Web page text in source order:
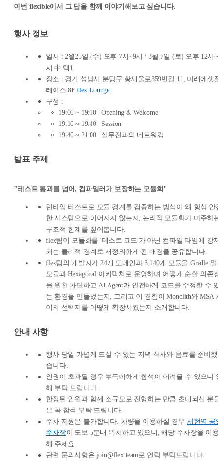
이번 flexible에서 그 답을 함께 이야기해보고 싶습니다.
행사 정보
일시 : 2월25일 (수) 오후 7시~9시 / 3월 7일 (토) 오후 12시
시 中 택1
장소 : 경기 성남시 분당구 황새울로359번길 11, 미래에셋
레이스 8F flex Lounge
구성 :
19:00 ~ 19:10 | Opening & Welcome
19:10 ~ 19:40 | Session
19:40 ~ 21:00 | 실무진과의 네트워킹
발표 주제
"테스트 통과를 넘어, 컴파일러가 보장하는 모듈화"
런타임 테스트로 모듈 경계를 검증하는 방식이 왜 항상 안
한 시스템으로 이어지지 않는지, 논리적 모듈화가 마주하
구조적 한계를 짚어봅니다.
flex팀이 모듈화를 '테스트 코드'가 아닌 컴파일 타임에 강
되는 물리적 경계로 재정의하게 된 배경을 공유합니다.
flex팀의 개발자가 24개 도메인과 3,140개 모듈을 Gradle
모듈과 Hexagonal 아키텍처로 운영하며 어떻게 순환 의존
을 원천 차단하고 AI Agent가 안전하게 코드를 수정할 수
는 환경을 만들었는지, 그리고 이 경험이 Monolith와 MSA
이의 선택지를 어떻게 확장시켰는지 소개합니다.
안내 사항
행사 당일 가볍게 드실 수 있는 저녁 식사와 음료를 준비했
습니다.
인원이 초과될 경우 부득이하게 참석이 어려울 수 있으니
해 부탁 드립니다.
한정된 인원과 함께 소규모로 진행하는 만큼 초대되신 분
은 꼭 참석 부탁 드립니다.
주차 지원은 불가합니다. 차량을 이용하실 경우 서현역 공
주차장이 도보 5분내 위치하고 있으니, 해당 주차장을 이
해 주세요.
관련 문의사항은 join@flex.team로 연락 부탁드립니다.